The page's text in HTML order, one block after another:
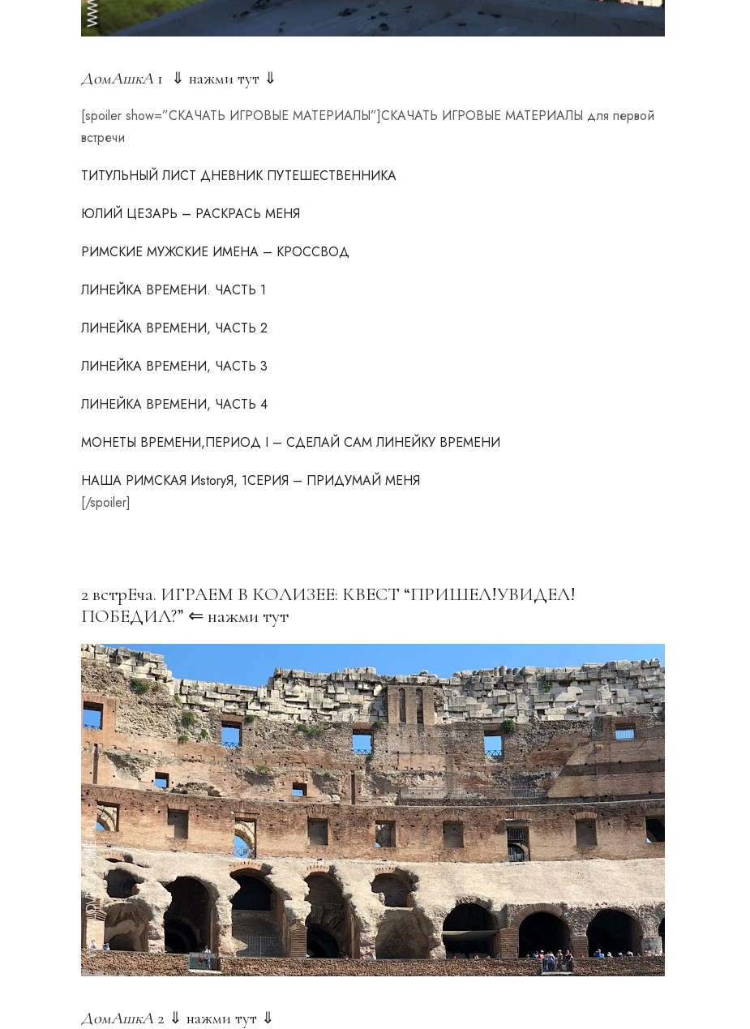
ДомАшкА1 ⇓ нажми тут ⇓
[spoiler show=”СКАЧАТЬ ИГРОВЫЕ МАТЕРИАЛЫ”]СКАЧАТЬ ИГРОВЫЕ МАТЕРИАЛЫ для первой
встречи
ТИТУЛЬНЫЙ ЛИСТ ДНЕВНИК ПУТЕШЕСТВЕННИКА
ЮЛИЙ ЦЕЗАРЬ – РАСКРАСЬ МЕНЯ
РИМСКИЕ МУЖСКИЕ ИМЕНА – КРОССВОД
ЛИНЕЙКА ВРЕМЕНИ. ЧАСТЬ 1
ЛИНЕЙКА ВРЕМЕНИ, ЧАСТЬ 2
ЛИНЕЙКА ВРЕМЕНИ, ЧАСТЬ 3
ЛИНЕЙКА ВРЕМЕНИ, ЧАСТЬ 4
МОНЕТЫ ВРЕМЕНИ,ПЕРИОД I – СДЕЛАЙ САМ ЛИНЕЙКУ ВРЕМЕНИ
НАША РИМСКАЯ ИstoryЯ, 1СЕРИЯ – ПРИДУМАЙ МЕНЯ
[/spoiler]
2 встрЕча. ИГРАЕМ В КОЛИЗЕЕ: КВЕСТ “ПРИШЕЛ!УВИДЕЛ!
ПОБЕДИЛ?” ⇐ нажми тут
ДомАшкА2 ⇓ нажми тут ⇓